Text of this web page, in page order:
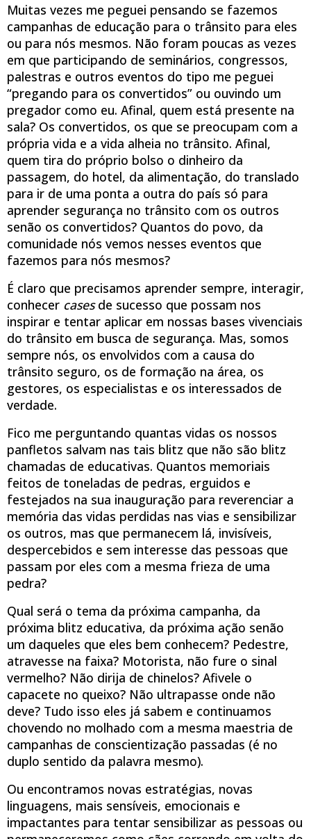
Muitas vezes me peguei pensando se fazemos
campanhas de educação para o trânsito para eles
ou para nós mesmos. Não foram poucas as vezes
em que participando de seminários, congressos,
palestras e outros eventos do tipo me peguei
“pregando para os convertidos” ou ouvindo um
pregador como eu. Afinal, quem está presente na
sala? Os convertidos, os que se preocupam com a
própria vida e a vida alheia no trânsito. Afinal,
quem tira do próprio bolso o dinheiro da
passagem, do hotel, da alimentação, do translado
para ir de uma ponta a outra do país só para
aprender segurança no trânsito com os outros
senão os convertidos? Quantos do povo, da
comunidade nós vemos nesses eventos que
fazemos para nós mesmos?
É claro que precisamos aprender sempre, interagir,
conhecer casesde sucesso que possam nos
inspirar e tentar aplicar em nossas bases vivenciais
do trânsito em busca de segurança. Mas, somos
sempre nós, os envolvidos com a causa do
trânsito seguro, os de formação na área, os
gestores, os especialistas e os interessados de
verdade.
Fico me perguntando quantas vidas os nossos
panfletos salvam nas tais blitz que não são blitz
chamadas de educativas. Quantos memoriais
feitos de toneladas de pedras, erguidos e
festejados na sua inauguração para reverenciar a
memória das vidas perdidas nas vias e sensibilizar
os outros, mas que permanecem lá, invisíveis,
despercebidos e sem interesse das pessoas que
passam por eles com a mesma frieza de uma
pedra?
Qual será o tema da próxima campanha, da
próxima blitz educativa, da próxima ação senão
um daqueles que eles bem conhecem? Pedestre,
atravesse na faixa? Motorista, não fure o sinal
vermelho? Não dirija de chinelos? Afivele o
capacete no queixo? Não ultrapasse onde não
deve? Tudo isso eles já sabem e continuamos
chovendo no molhado com a mesma maestria de
campanhas de conscientização passadas (é no
duplo sentido da palavra mesmo).
Ou encontramos novas estratégias, novas
linguagens, mais sensíveis, emocionais e
impactantes para tentar sensibilizar as pessoas ou